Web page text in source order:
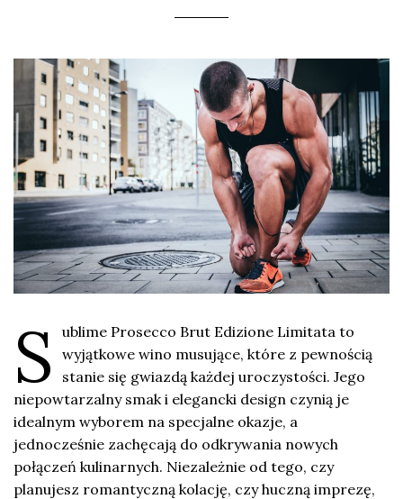
S
ublime Prosecco Brut Edizione Limitata to
wyjątkowe wino musujące, które z pewnością
stanie się gwiazdą każdej uroczystości. Jego
niepowtarzalny smak i elegancki design czynią je
idealnym wyborem na specjalne okazje, a
jednocześnie zachęcają do odkrywania nowych
połączeń kulinarnych. Niezależnie od tego, czy
planujesz romantyczną kolację, czy huczną imprezę,